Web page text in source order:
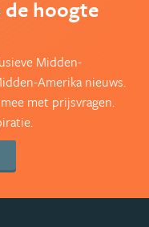
de hoogte
Midden-
Amerika nieuws.
met prijsvragen.